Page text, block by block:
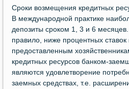
Сроки возмещения кредитных
В международной практике
депозиты сроком 1, 3 и 6
правило, ниже процентных ставок
предоставленным
кредитных ресурсов банком-
являются удовлетворение
заемных средствах, т.е.